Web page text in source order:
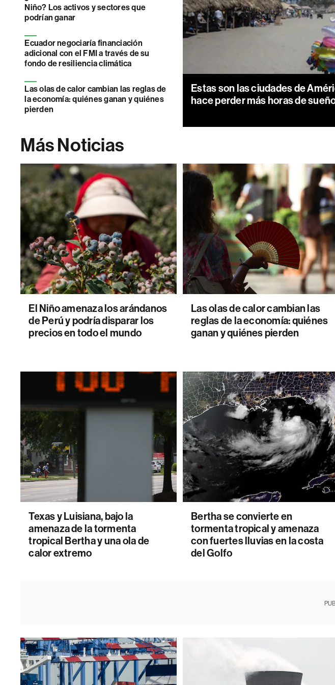
Niño? Los activos y sectores que
podrían ganar
Ecuador negociaría financiación
adicional con el FMI a través de su
fondo de resiliencia climática
Las olas de calor cambian las reglas de
la economía: quiénes ganan y quiénes
pierden
Estas son las ciudades de
hace perder más horas de
Más Noticias
El Niño amenaza los arándanos
de Perú y podría disparar los
precios en todo el mundo
Las olas de calor cambian las
reglas de la economía: quiénes
ganan y quiénes pierden
Texas y Luisiana, bajo la
amenaza de la tormenta
tropical Bertha y una ola de
calor extremo
Bertha se convierte en
tormenta tropical y amenaza
con fuertes lluvias en la costa
del Golfo